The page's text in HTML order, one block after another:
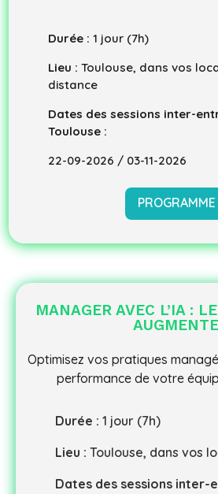
Durée : 1 jour (7h)
Lieu : Toulouse, dans vos
distance
Dates des sessions inter-
Toulouse :
22-09-2026 / 03-11-2026
PROGRAMME
MANAGER AVEC L’IA :
AUGMENTE
Optimisez vos pratiques
performance de votre
Durée : 1 jour (7h)
Lieu : Toulouse, dans vos
Dates des sessions inter-